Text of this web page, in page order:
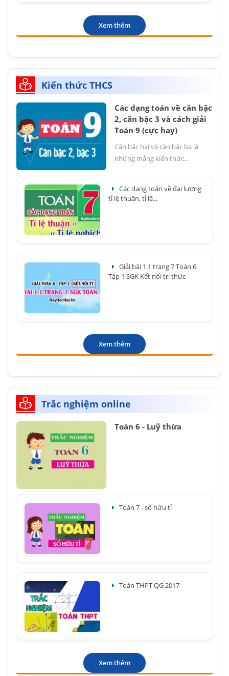
Xem thêm
Kiến thức THCS
Các dạng toán về căn bậc
2, căn bậc 3 và cách giải
Toán 9 (cực hay)
Căn bậc hai và căn bậc ba là
những mảng kiến thức...
Các dạng toán về đại lượng
tỉ lệ thuận, tỉ lệ...
Giải bài 1.1 trang 7 Toán 6
Tập 1 SGK Kết nối tri thức
Xem thêm
Trắc nghiệm online
Toán 6 - Luỹ thừa
Toán 7 - số hữu tỉ
Toán THPT QG 2017
Xem thêm